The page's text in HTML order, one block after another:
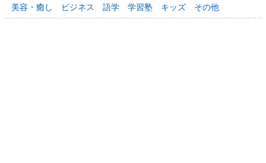
掲示板 タウン情報 教えて！
美容・癒し
ビジネス 語学 学習塾 キッズ その他